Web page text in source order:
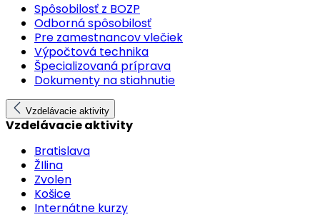
Spôsobilosť z BOZP
Odborná spôsobilosť
Pre zamestnancov vlečiek
Výpočtová technika
Špecializovaná príprava
Dokumenty na stiahnutie
Vzdelávacie aktivity
Vzdelávacie aktivity
Bratislava
ŽIlina
Zvolen
Košice
Internátne kurzy